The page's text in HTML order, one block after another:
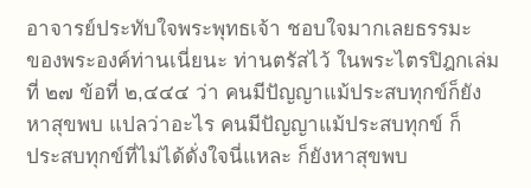
อาจารย์ประทับใจพระพุทธเจ้า ชอบใจมากเลยธรรมะ
ของพระองค์ท่านเนี่ยนะ ท่านตรัสไว้ ในพระไตรปิฎกเล่ม
ที่ ๒๗ ข้อที่ ๒,๔๔๔ ว่า คนมีปัญญาแม้ประสบทุกข์ก็ยัง
หาสุขพบ แปลว่าอะไร คนมีปัญญาแม้ประสบทุกข์ ก็
ประสบทุกข์ที่ไม่ได้ดั่งใจนี่แหละ ก็ยังหาสุขพบ